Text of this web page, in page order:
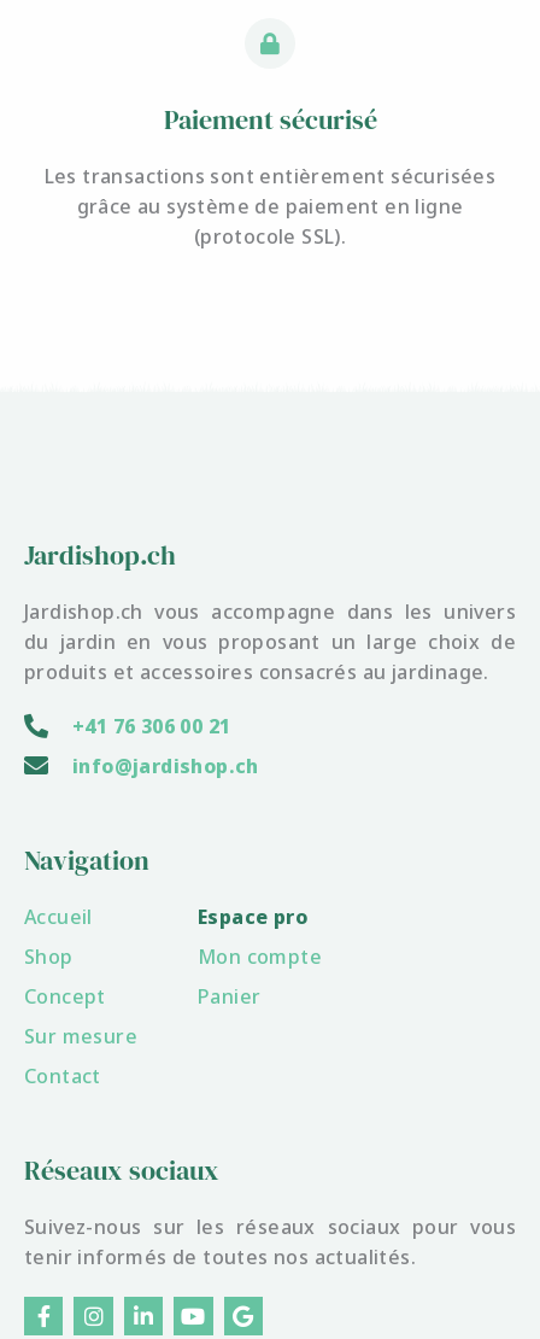
Paiement sécurisé
Les transactions sont entièrement sécurisées
grâce au système de paiement en ligne
(protocole SSL).
Jardishop.ch
Jardishop.ch vous accompagne dans les univers
du jardin en vous proposant un large choix de
produits et accessoires consacrés au jardinage.
+41 76 306 00 21
info@jardishop.ch
Navigation
Accueil
Shop
Concept
Sur mesure
Contact
Espace pro
Mon compte
Panier
Réseaux sociaux
Suivez-nous sur les réseaux sociaux pour vous
tenir informés de toutes nos actualités.
F
a
I
n
L
i
Y
o
G
o